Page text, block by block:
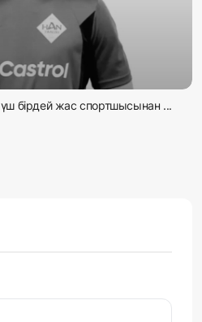
үш бірдей жас спортшысынан ...